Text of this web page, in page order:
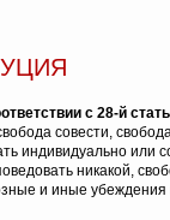
с 28-й
совести,
индивидуально или
никакой,
и иные убеждения